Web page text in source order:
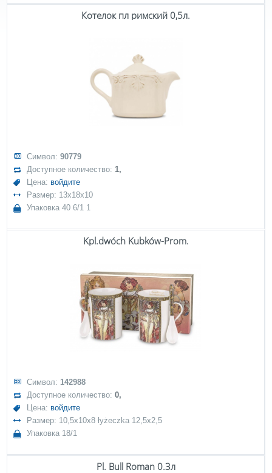
Котелок пл римский 0,5л.
Символ:90779
Доступное количество:1,
Цена: войдите
Размер: 13x18x10
Упаковка 40 6/1 1
Kpl.dwóch Kubków-Prom.
Символ: 142988
Доступное количество:0,
Цена: войдите
Размер: 10,5x10x8 łyżeczka 12,5x2,5
Упаковка 18/1
Pl. Bull Roman 0.3л